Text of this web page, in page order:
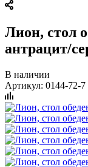
Лион, стол
антрацит/
В наличии
Артикул: 0144-72-7